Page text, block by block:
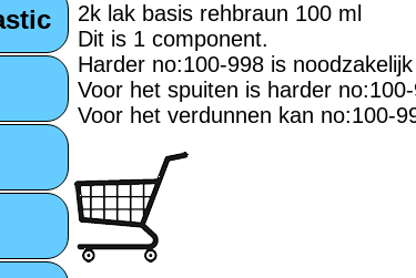
2k lak basis rehbraun 100 ml
Dit is 1 component.
Harder no:100-998 is
Voor het spuiten is harder
Voor het verdunnen kan no:100-